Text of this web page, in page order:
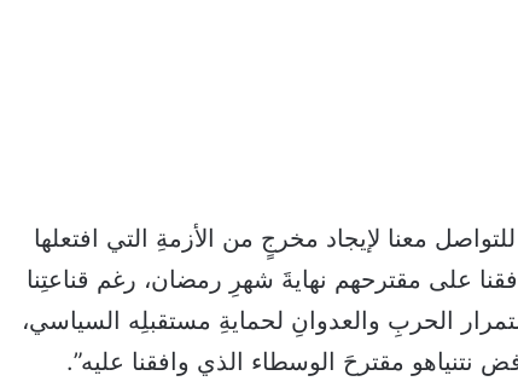
معنا لإيجاد مخرجٍ من الأزمةِ التي افتعلها
على مقترحهم نهايةَ شهرِ رمضان، رغم قناعتِنا
الحربِ والعدوانِ لحمايةِ مستقبلِه السياسي،
نتنياهو مقترحَ الوسطاء الذي وافقنا عليه”.